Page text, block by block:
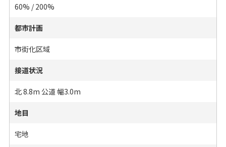
60% / 200%
都市計画
市街化区域
接道状況
北 8.8m 公道 幅3.0m
地目
宅地